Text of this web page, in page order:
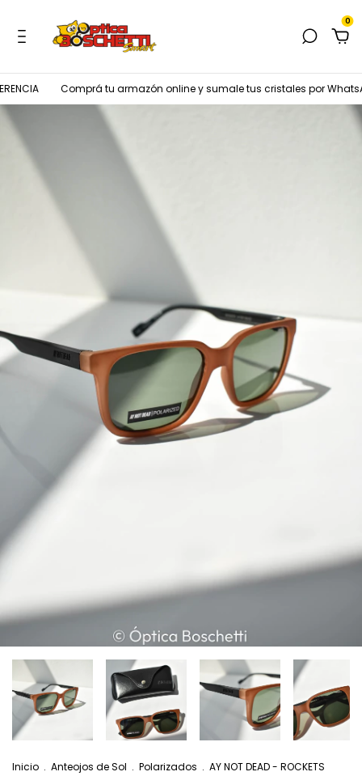
0
Comprá tu armazón online y sumale tus cristales por
Inicio . Anteojos de Sol . Polarizados . AY NOT DEAD - ROCKETS